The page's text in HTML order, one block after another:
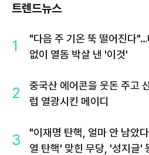
트렌드뉴스
1
"다음 주 기온 뚝 떨어진다
없이 열돔 박살 낸 '이것'
2
중국산 에어콘을 웃돈 주고
럽 열광시킨 메이디
3
"이재명 탄핵, 얼마 안 남았
열 탄핵' 맞힌 무당, '성지글'